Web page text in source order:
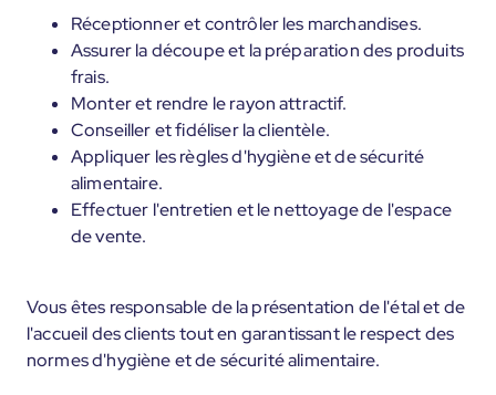
Réceptionner et contrôler les marchandises.
Assurer la découpe et la préparation des produits
frais.
Monter et rendre le rayon attractif.
Conseiller et fidéliser la clientèle.
Appliquer les règles d'hygiène et de sécurité
alimentaire.
Effectuer l'entretien et le nettoyage de l'espace
de vente.
Vous êtes responsable de la présentation de l'étal et de
l'accueil des clients tout en garantissant le respect des
normes d'hygiène et de sécurité alimentaire.